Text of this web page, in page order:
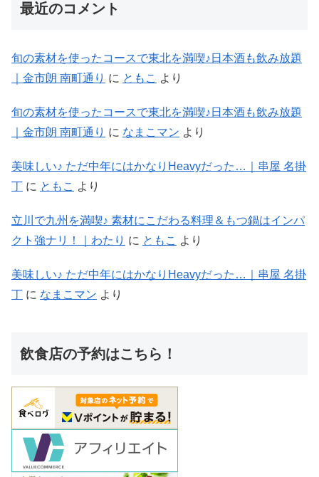
最近のコメント
旬の素材を使ったコースで東北を満喫♪日本酒も飲み放題
｜金市朗 南町通り に ともこ より
旬の素材を使ったコースで東北を満喫♪日本酒も飲み放題
｜金市朗 南町通り に なまこマン より
美味しい♪ ただ中年にはかなりHeavyだった…｜串屋 名掛
丁 に ともこ より
立川で九州を満喫♪ 素材にこだわる料理＆もつ鍋はインパ
クト強ナリ！｜わたり に ともこ より
美味しい♪ ただ中年にはかなりHeavyだった…｜串屋 名掛
丁 に なまこマン より
飲食店の予約はこちら！